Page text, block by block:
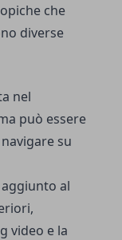
che
diverse
nel
può essere
su
al
video e la